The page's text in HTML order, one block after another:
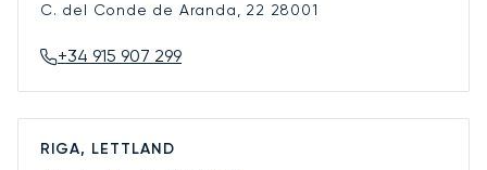
C. del Conde de Aranda, 22 28001
+34 915 907 299
RIGA, LETTLAND